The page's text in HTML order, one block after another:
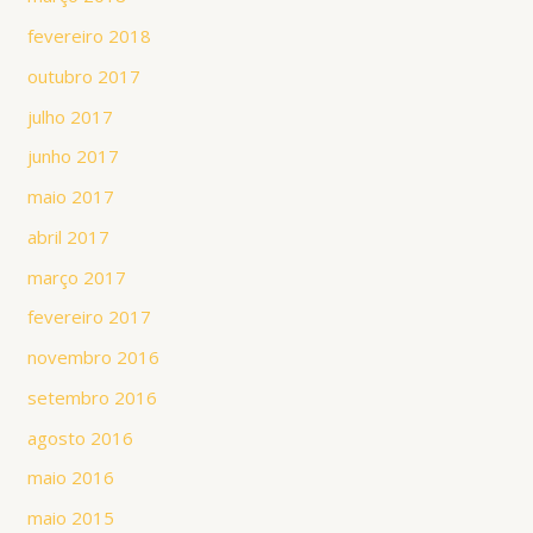
fevereiro 2018
outubro 2017
julho 2017
junho 2017
maio 2017
abril 2017
março 2017
fevereiro 2017
novembro 2016
setembro 2016
agosto 2016
maio 2016
maio 2015